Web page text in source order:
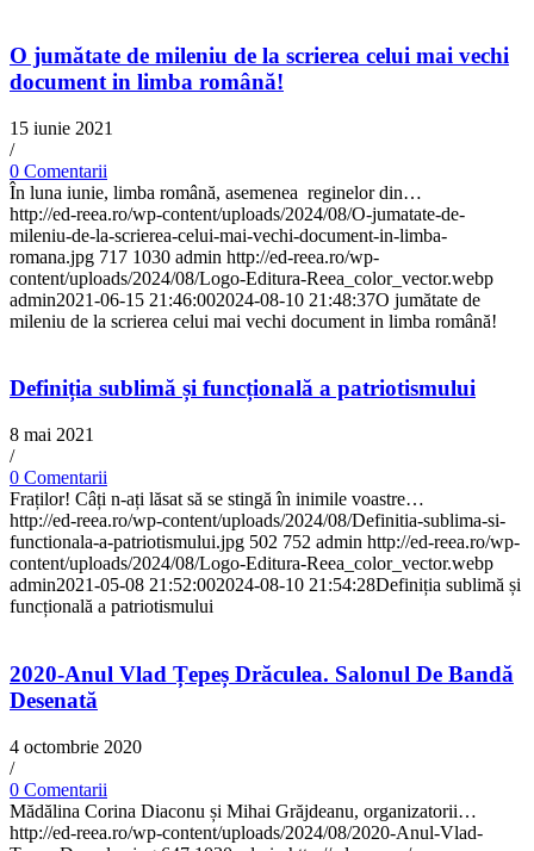
O jumătate de mileniu de la scrierea celui mai vechi
document in limba română!
15 iunie 2021
/
0 Comentarii
În luna iunie, limba română, asemenea reginelor din…
http://ed-reea.ro/wp-content/uploads/2024/08/O-jumatate-de-
mileniu-de-la-scrierea-celui-mai-vechi-document-in-limba-
romana.jpg 717 1030 admin http://ed-reea.ro/wp-
content/uploads/2024/08/Logo-Editura-Reea_color_vector.webp
admin2021-06-15 21:46:002024-08-10 21:48:37O jumătate de
mileniu de la scrierea celui mai vechi document in limba română!
Definiția sublimă și funcțională a patriotismului
8 mai 2021
/
0 Comentarii
Fraților! Câți n-ați lăsat să se stingă în inimile voastre…
http://ed-reea.ro/wp-content/uploads/2024/08/Definitia-sublima-si-
functionala-a-patriotismului.jpg 502 752 admin http://ed-reea.ro/wp-
content/uploads/2024/08/Logo-Editura-Reea_color_vector.webp
admin2021-05-08 21:52:002024-08-10 21:54:28Definiția sublimă și
funcțională a patriotismului
2020-Anul Vlad Țepeș Drăculea. Salonul De Bandă
Desenată
4 octombrie 2020
/
0 Comentarii
Mădălina Corina Diaconu și Mihai Grăjdeanu, organizatorii…
http://ed-reea.ro/wp-content/uploads/2024/08/2020-Anul-Vlad-